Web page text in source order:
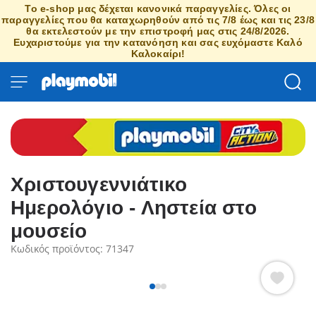
Το e-shop μας δέχεται κανονικά παραγγελίες. Όλες οι
παραγγελίες που θα καταχωρηθούν από τις 7/8 έως και τις 23/8
θα εκτελεστούν με την επιστροφή μας στις 24/8/2026.
Ευχαριστούμε για την κατανόηση και σας ευχόμαστε Καλό
Καλοκαίρι!
Χριστουγεννιάτικο
Ημερολόγιο - Ληστεία στο
μουσείο
Κωδικός προϊόντος: 71347